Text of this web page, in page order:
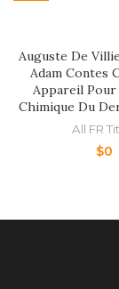
Auguste De
Adam Contes
Appareil Pour
Chimique Du
All FR
$0